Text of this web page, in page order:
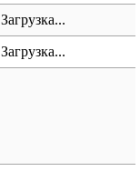
Загрузка...
Загрузка...